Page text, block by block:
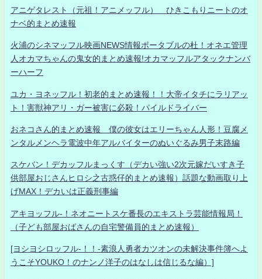
アニゲタレスト（元祖！アニメッフル） ひきこもりニートのオ
ナベ的まとめ速報
火浦のシネマッフル映画NEWS情報ポータブルの杜！オネエ管理
人オカマちゃんの鬼女的まとめ速報!オカマッフルアタックナンバ
ーハーフ
ユカ・ヨネッフル！初老的まとめ速報！！大帝イタチにラリアッ
ト！害獣神アリ・ガー被害に必殺！パイルドライバー
おネコさん的まとめ速報 僕の彼女はエリーちゃん人形！豆腐メ
ンタルメンヘラ電波中年アルバイターのぬいぐるみ男子末路編
スケバン！デカッフルまっくす（デカい強い2次元嫁だいすき子
供部屋おじさんヒロシ之古惑仔的まとめ速報）話題な動画取り上
げMAX！デカいは正義刑事編
アキヨッフル-！ネオニートスケ番長のエキストラ芸能情報局！
（子ども部屋おばさんの自宅警備員的まとめ速報）
[ヨシヨシロッフル-！！-素浪人勇者カツオンの未解決事件簿へよ
うこそYOUKO！のナンノ洋子のはなしは信じるな編）]